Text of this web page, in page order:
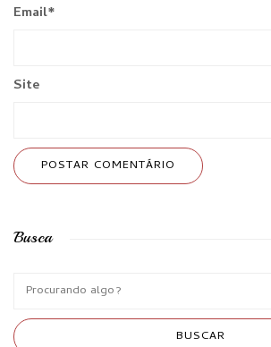
Email*
Site
Busca